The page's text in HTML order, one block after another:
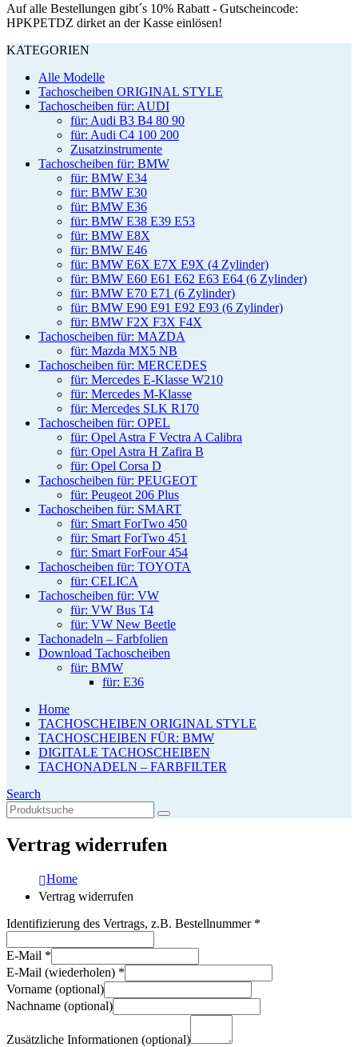
Auf alle Bestellungen gibt´s 10% Rabatt - Gutscheincode:
HPKPETDZ dirket an der Kasse einlösen!
KATEGORIEN
Alle Modelle
Tachoscheiben ORIGINAL STYLE
Tachoscheiben für: AUDI
für: Audi B3 B4 80 90
für: Audi C4 100 200
Zusatzinstrumente
Tachoscheiben für: BMW
für: BMW E34
für: BMW E30
für: BMW E36
für: BMW E38 E39 E53
für: BMW E8X
für: BMW E46
für: BMW E6X E7X E9X (4 Zylinder)
für: BMW E60 E61 E62 E63 E64 (6 Zylinder)
für: BMW E70 E71 (6 Zylinder)
für: BMW E90 E91 E92 E93 (6 Zylinder)
für: BMW F2X F3X F4X
Tachoscheiben für: MAZDA
für: Mazda MX5 NB
Tachoscheiben für: MERCEDES
für: Mercedes E-Klasse W210
für: Mercedes M-Klasse
für: Mercedes SLK R170
Tachoscheiben für: OPEL
für: Opel Astra F Vectra A Calibra
für: Opel Astra H Zafira B
für: Opel Corsa D
Tachoscheiben für: PEUGEOT
für: Peugeot 206 Plus
Tachoscheiben für: SMART
für: Smart ForTwo 450
für: Smart ForTwo 451
für: Smart ForFour 454
Tachoscheiben für: TOYOTA
für: CELICA
Tachoscheiben für: VW
für: VW Bus T4
für: VW New Beetle
Tachonadeln – Farbfolien
Download Tachoscheiben
für: BMW
für: E36
Home
TACHOSCHEIBEN ORIGINAL STYLE
TACHOSCHEIBEN FÜR: BMW
DIGITALE TACHOSCHEIBEN
TACHONADELN – FARBFILTER
Search
Vertrag widerrufen
Home
Vertrag widerrufen
Identifizierung des Vertrags, z.B. Bestellnummer *
E-Mail *
E-Mail (wiederholen) *
Vorname (optional)
Nachname (optional)
Zusätzliche Informationen (optional)